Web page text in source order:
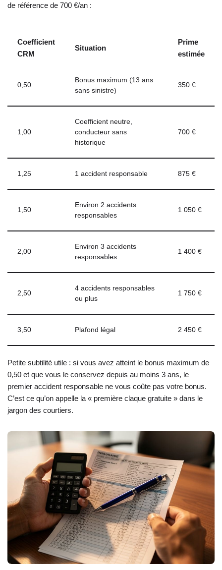
de référence de 700 €/an :
Coefficient
CRM
Situation
Prime
estimée
0,50
Bonus maximum (13 ans
sans sinistre)
350 €
1,00
Coefficient neutre,
conducteur sans
historique
700 €
1,25 1 accident responsable 875 €
1,50
Environ 2 accidents
responsables
1 050 €
2,00
Environ 3 accidents
responsables
1 400 €
2,50
4 accidents responsables
ou plus
1 750 €
3,50 Plafond légal 2 450 €
Petite subtilité utile : si vous avez atteint le bonus maximum de
0,50 et que vous le conservez depuis au moins 3 ans, le
premier accident responsable ne vous coûte pas votre bonus.
C’est ce qu’on appelle la « première claque gratuite » dans le
jargon des courtiers.